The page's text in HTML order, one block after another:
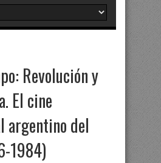
Revolución y
El cine
argentino del
1984)